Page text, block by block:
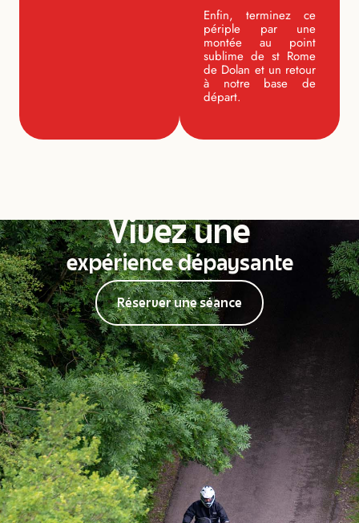
Enfin, terminez ce
périple par une
montée au point
sublime de st Rome
de Dolan et un retour
à notre base de
départ.
Vivez une
expérience dépaysante
Réserver une séance